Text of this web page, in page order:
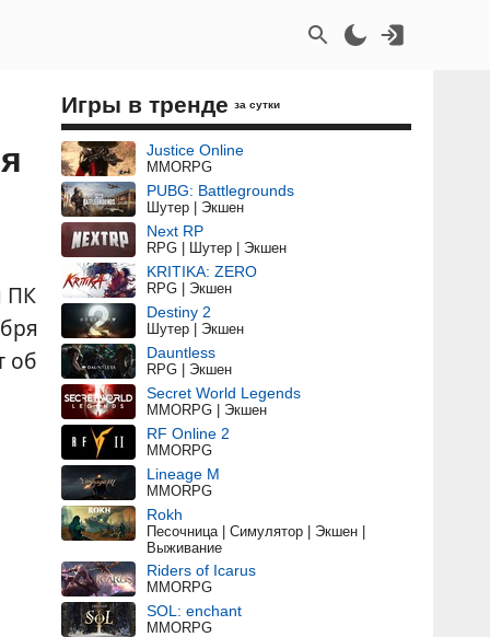
ПК
об
Игры в тренде за сутки
Justice Online
MMORPG
PUBG: Battlegrounds
Шутер | Экшен
Next RP
RPG | Шутер | Экшен
KRITIKA: ZERO
RPG | Экшен
Destiny 2
Шутер | Экшен
Dauntless
RPG | Экшен
Secret World Legends
MMORPG | Экшен
RF Online 2
MMORPG
Lineage M
MMORPG
Rokh
Песочница | Симулятор | Экшен |
Выживание
Riders of Icarus
MMORPG
SOL: enchant
MMORPG